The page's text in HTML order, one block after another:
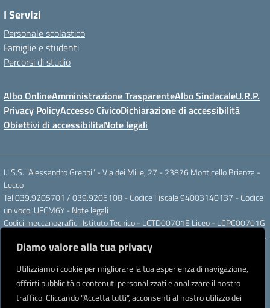
Diamo valore alla tua privacy
Utilizziamo i cookie per migliorare la tua esperienza di navigazione,
offrirti pubblicità o contenuti personalizzati e analizzare il nostro
traffico. Cliccando “Accetta tutti”, acconsenti al nostro utilizzo dei
I Servizi
Personale scolastico
Famiglie e studenti
Percorsi di studio
Albo OnlineAmministrazione TrasparenteAlbo SindacaleU.R.P.
Privacy PolicyAccesso CivicoDichiarazione di accessibilità
Obiettivi di accessibilitaNote legali
I.I.S.S. "Alessandro Greppi" - Via dei Mille, 27 - 23876 Monticello Brianza -
Lecco
Tel 039.9205701 / 039.9205108 - Codice Fiscale 94003140137 - Codice
univoco: UFCM6Y - Note legali
Codici meccanografici: Istituto Tecnico - LCTD00701E Liceo - LCPC00701G
Posta elettronica ordinaria: LCIS007008@ISTRUZIONE.IT Posta elettronica
certificata: LCIS007008@PEC.ISTRUZIONE.IT
Intestato a: Istituto di Istruzione Secondaria Superiore A. Greppi
Partner tecnologicoCreative Software Lab S.r.l.